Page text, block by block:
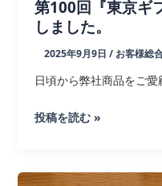
第100回『東京ギ
しました。
2025年9月9日 / お客様総
日頃から弊社商品をご
第
『東
投稿を読む »